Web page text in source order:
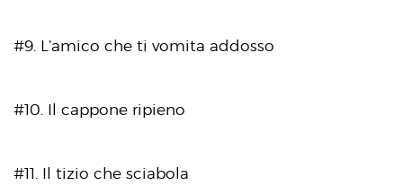
#9. L’amico che ti vomita addosso
#10. Il cappone ripieno
#11. Il tizio che sciabola